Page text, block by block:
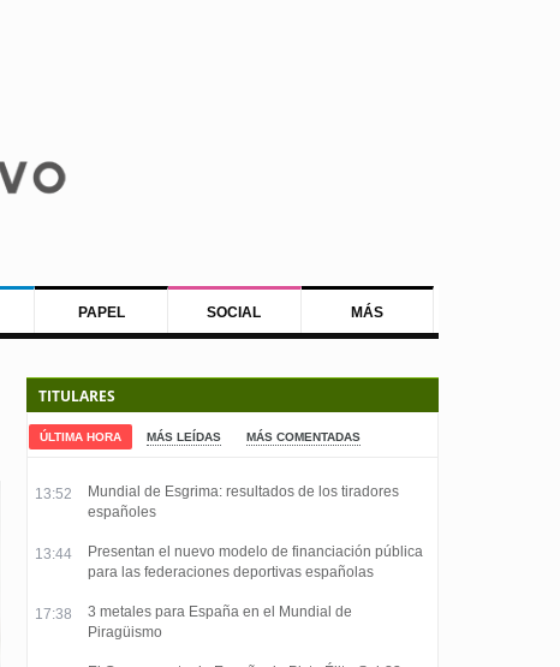
PAPEL SOCIAL MÁS
TITULARES
ÚLTIMA HORA MÁS LEÍDAS MÁS COMENTADAS
13:52
Mundial de Esgrima: resultados de los tiradores
españoles
13:44
Presentan el nuevo modelo de financiación pública
para las federaciones deportivas españolas
17:38
3 metales para España en el Mundial de
Piragüismo